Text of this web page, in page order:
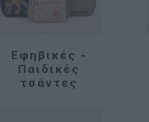
Εφηβικές -
Παιδικές
τσάντες